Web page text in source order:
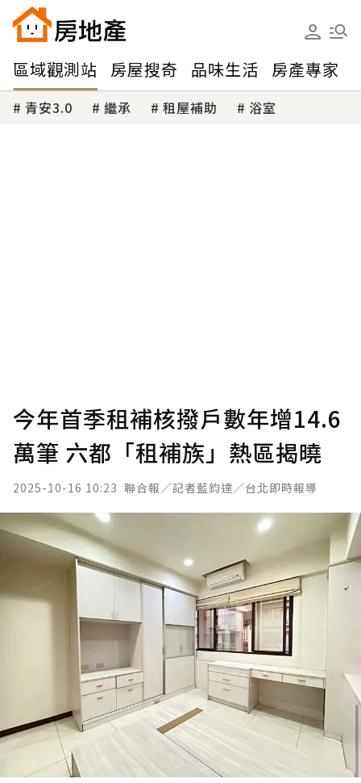
區域觀測站 房屋搜奇 品味生活 房產專家
青安3.0 繼承 租屋補助 浴室
今年首季租補核撥戶數年增14.6
萬筆 六都「租補族」熱區揭曉
2025-10-16 10:23 聯合報／記者藍鈞達／台北即時報導